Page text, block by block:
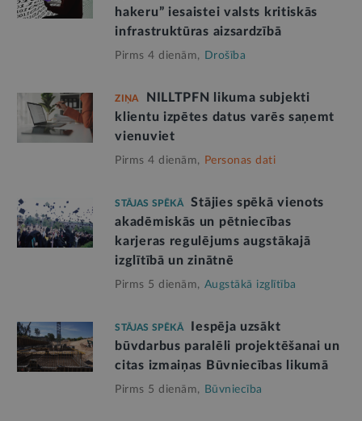
hakeru” iesaistei valsts kritiskās
infrastruktūras aizsardzībā
Pirms 4 dienām, Drošība
ZIŅA
NILLTPFN likuma subjekti
klientu izpētes datus varēs saņemt
vienuviet
Pirms 4 dienām, Personas dati
STĀJAS SPĒKĀ
Stājies spēkā vienots
akadēmiskās un pētniecības
karjeras regulējums augstākajā
izglītībā un zinātnē
Pirms 5 dienām, Augstākā izglītība
STĀJAS SPĒKĀ
Iespēja uzsākt
būvdarbus paralēli projektēšanai un
citas izmaiņas Būvniecības likumā
Pirms 5 dienām, Būvniecība